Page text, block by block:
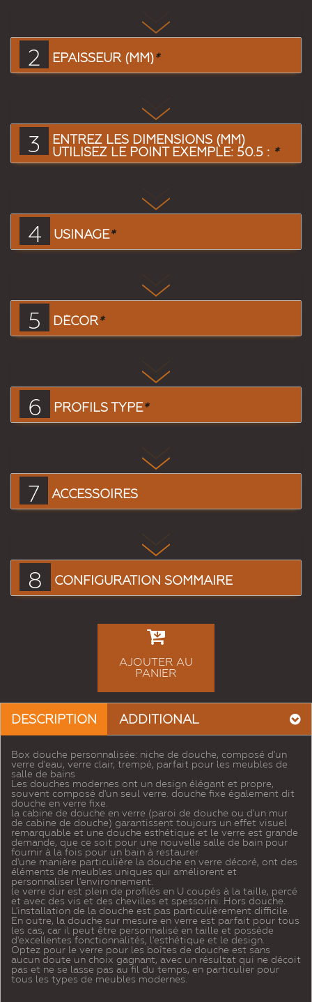
2 EPAISSEUR (MM)*
3
ENTREZ LES DIMENSIONS (MM)
UTILISEZ LE POINT EXEMPLE: 50.5 : *
4 USINAGE*
5 DÉCOR*
6 PROFILS TYPE*
7 ACCESSOIRES
8 CONFIGURATION SOMMAIRE
AJOUTER AU
PANIER
DESCRIPTION ADDITIONAL
Box douche personnalisée: niche de douche, composé d'un
verre d'eau, verre clair, trempé, parfait pour les meubles de
salle de bains
Les douches modernes ont un design élégant et propre,
souvent composé d'un seul verre. douche fixe également dit
douche en verre fixe.
la cabine de douche en verre (paroi de douche ou d'un mur
de cabine de douche) garantissent toujours un effet visuel
remarquable et une douche esthétique et le verre est grande
demande, que ce soit pour une nouvelle salle de bain pour
fournir à la fois pour un bain à restaurer.
d'une manière particulière la douche en verre décoré, ont des
éléments de meubles uniques qui améliorent et
personnaliser l'environnement.
le verre dur est plein de profilés en U coupés à la taille, percé
et avec des vis et des chevilles et spessorini. Hors douche.
L'installation de la douche est pas particulièrement difficile.
En outre, la douche sur mesure en verre est parfait pour tous
les cas, car il peut être personnalisé en taille et possède
d'excellentes fonctionnalités, l'esthétique et le design.
Optez pour le verre pour les boîtes de douche est sans
aucun doute un choix gagnant, avec un résultat qui ne déçoit
pas et ne se lasse pas au fil du temps, en particulier pour
tous les types de meubles modernes.